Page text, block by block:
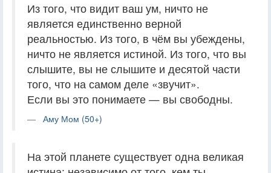
Из того, что видит ваш ум, ничто не
является единственно верной
реальностью. Из того, в чём вы убеждены,
ничто не является истиной. Из того, что вы
слышите, вы не слышите и десятой части
того, что на самом деле «звучит».
Если вы это понимаете — вы свободны.
Аму Мом (50+)
На этой планете существует одна великая